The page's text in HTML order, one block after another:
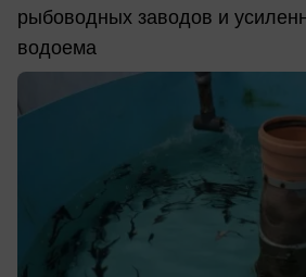
рыбоводных заводов и
водоема